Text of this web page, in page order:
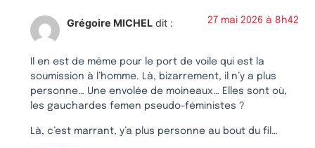
Grégoire MICHEL dit : 27 mai 2026 à 8h42
Il en est de même pour le port de voile qui est la
soumission à l’homme. Là, bizarrement, il n’y a plus
personne… Une envolée de moineaux… Elles sont où,
les gauchardes femen pseudo-féministes ?
Là, c’est marrant, y’a plus personne au bout du fil…